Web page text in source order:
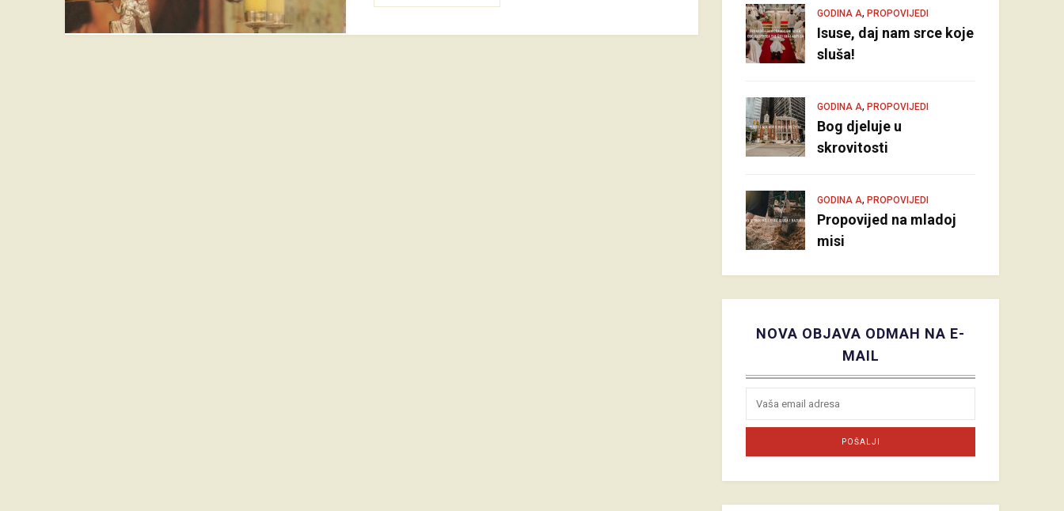
GODINA A, PROPOVIJEDI
Isuse, daj nam srce koje
sluša!
GODINA A, PROPOVIJEDI
Bog djeluje u
skrovitosti
GODINA A, PROPOVIJEDI
Propovijed na mladoj
misi
NOVA OBJAVA ODMAH NA E-
MAIL